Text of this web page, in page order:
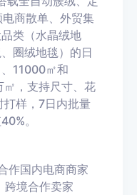
商散单、外贸集
类（水晶绒地
圈绒地毯）的日
11000㎡和
，支持尺寸、花
样，7日内批量
。
作国内电商商家
境合作卖家